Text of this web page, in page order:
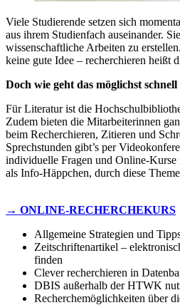
Viele Studierende setzen sich
aus ihrem Studienfach auseinander.
wissenschaftliche Arbeiten zu
keine gute Idee – recherchieren heißt
Doch wie geht das möglichst
Für Literatur ist die
Zudem bieten die Mitarbeiterinnen
beim Recherchieren, Zitieren und
Sprechstunden gibt’s per
individuelle Fragen und Online-
als Info-Häppchen, durch diese
→ ONLINE-RECHERCHEKURS
Allgemeine Strategien und
Zeitschriftenartikel –
finden
Clever recherchieren in
DBIS außerhalb der HTWK
Recherchemöglichkeiten über